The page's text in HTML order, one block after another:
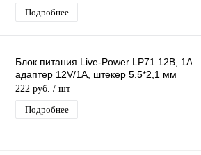
Подробнее
Блок питания Live-Power LP71 12В, 1A
адаптер 12V/1A, штекер 5.5*2,1 мм
222 руб. / шт
Подробнее